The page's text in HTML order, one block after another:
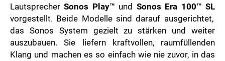
ZOOPLUS
RABEA ROGGE
SWITCHBOT
SUPERUM
LautsprecherSonos Play™ und Sonos Era 100™ SL
vorgestellt. Beide Modelle sind darauf ausgerichtet,
das Sonos System gezielt zu stärken und weiter
auszubauen. Sie liefern kraftvollen, raumfüllenden
Klang und machen es so einfach wie nie zuvor, in das